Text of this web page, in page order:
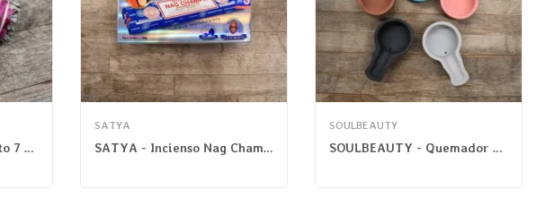
BUEN ROLLITO - Atadito 7 Chakras
SATYA
SATYA - Incienso Nag Champa Masala
SOULBEAUTY
SOULBEAUTY - Quemador Cerámica Pequeño